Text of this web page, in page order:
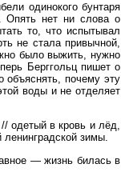
одинокого бунтаря
Опять нет ни слова о
то, что испытывал
не стала привычной,
было выжить, нужно
Берггольц пишет о
объяснять, почему эту
воды и не отделяет
одетый в кровь и лёд,
зимы.
— жизнь билась в